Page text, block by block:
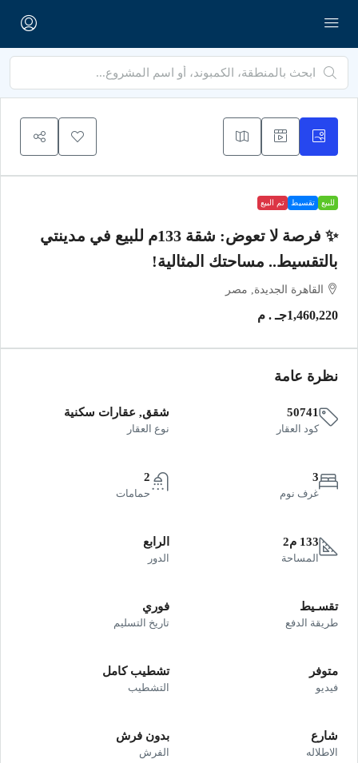
للبيع تقسيط تم البيع
✨ فرصة لا تعوض: شقة 133م للبيع في مدينتي
بالتقسيط.. مساحتك المثالية!
القاهرة الجديدة, مصر
1,460,220جـ . م
نظرة عامة
50741
كود العقار
شقق, عقارات سكنية
نوع العقار
3
غرف نوم
2
حمامات
133 م2
المساحة
الرابع
الدور
تقسـيط
طريقة الدفع
فوري
تاريخ التسليم
متوفر
فيديو
تشطيب كامل
التشطيب
شارع
الاطلاله
بدون فرش
الفرش